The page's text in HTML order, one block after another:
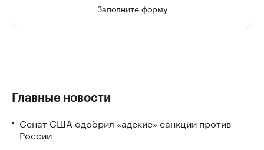
Заполните форму
Главные новости
Сенат США одобрил «адские» санкции против
России